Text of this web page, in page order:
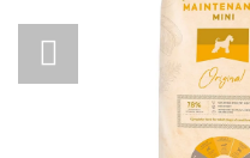
Doporučujeme